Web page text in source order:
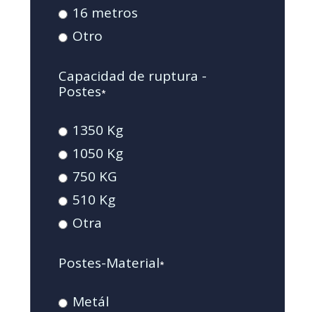
16 metros
Otro
Capacidad de ruptura -
Postes*
1350 Kg
1050 Kg
750 KG
510 Kg
Otra
Postes-Material*
Metál